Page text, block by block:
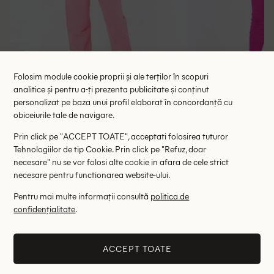
Blugi Miss Selfridge, roz
RRP: 249.00 lei
W26/L32
Altii au fost interesati de
Folosim module cookie proprii și ale terților în scopuri
analitice și pentru a-ți prezenta publicitate și conținut
personalizat pe baza unui profil elaborat în concordanță cu
obiceiurile tale de navigare.
Prin click pe "ACCEPT TOATE", acceptati folosirea tuturor
Tehnologiilor de tip Cookie. Prin click pe "Refuz, doar
necesare" nu se vor folosi alte cookie in afara de cele strict
necesare pentru functionarea website-ului.
Pentru mai multe informații consultă politica de
confidențialitate.
ACCEPT TOATE